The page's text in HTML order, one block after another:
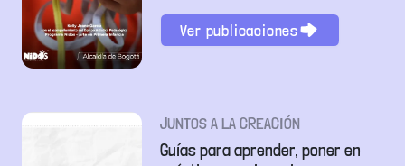
Ver publicaciones
JUNTOS A LA CREACIÓN
Guías para aprender, poner en